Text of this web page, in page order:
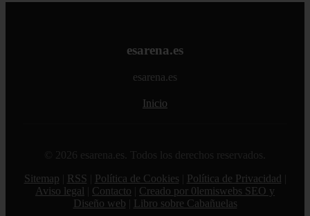
esarena.es
esarena.es
Inicio
© 2026 esarena.es. Todos los derechos reservados.
Sitemap
RSS Política de Cookies Política de Privacidad
Aviso legal
Contacto
Creado por 0lemiswebs SEO y
Diseño web
Libro sobre Cabañuelas